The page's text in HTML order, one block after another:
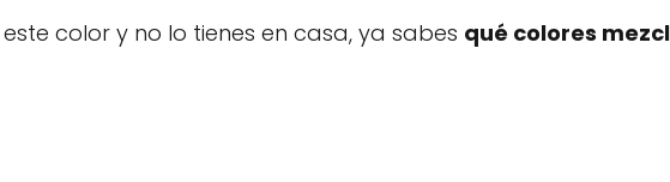
color y no lo tienes en casa, ya sabes qué colores